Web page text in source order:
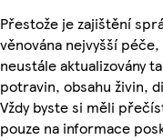
Přestože je zajištění
věnována nejvyšší
neustále aktualizovány
potravin, obsahu živin,
Vždy byste si měli
pouze na informace